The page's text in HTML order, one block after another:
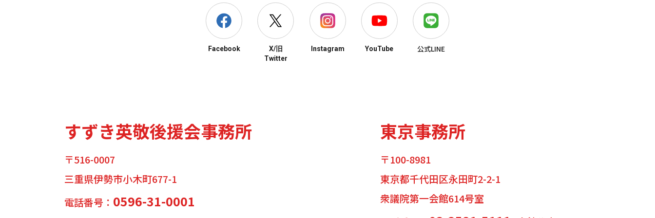
Facebook
X/旧
Twitter
Instagram YouTube 公式LINE
すずき英敬後援会事務所
〒516-0007
三重県伊勢市小木町677-1
電話番号： 0596-31-0001
東京事務所
〒100-8981
東京都千代田区永田町2-2-1
衆議院第一会館614号室